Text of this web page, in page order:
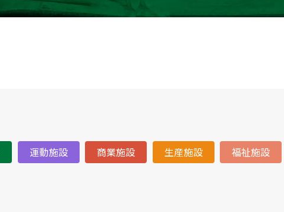
運動施設 商業施設 生産施設 福祉施設